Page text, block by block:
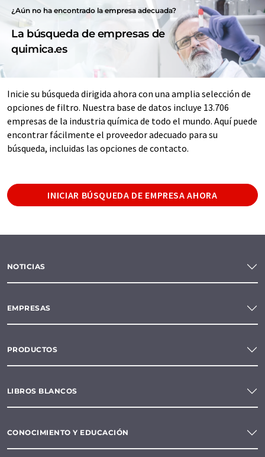
¿Aún no ha encontrado la empresa adecuada?
La búsqueda de empresas de
quimica.es
Inicie su búsqueda dirigida ahora con una amplia selección de
opciones de filtro. Nuestra base de datos incluye 13.706
empresas de la industria química de todo el mundo. Aquí puede
encontrar fácilmente el proveedor adecuado para su
búsqueda, incluidas las opciones de contacto.
INICIAR BÚSQUEDA DE EMPRESA AHORA
NOTICIAS
EMPRESAS
PRODUCTOS
LIBROS BLANCOS
CONOCIMIENTO Y EDUCACIÓN